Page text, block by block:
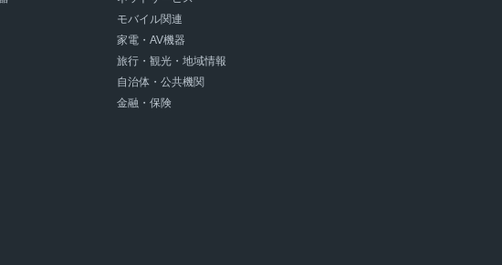
モバイル関連
家電・AV機器
旅行・観光・地域情報
自治体・公共機関
金融・保険